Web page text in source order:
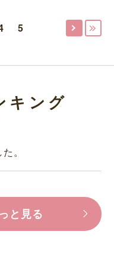
5
キング
。
と見る